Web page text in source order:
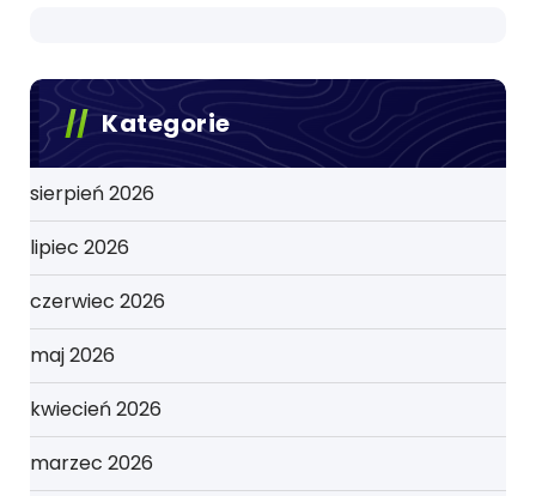
Kategorie
sierpień 2026
lipiec 2026
czerwiec 2026
maj 2026
kwiecień 2026
marzec 2026